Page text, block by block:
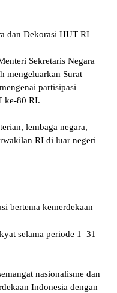
dan Dekorasi HUT RI
Sekretaris Negara
mengeluarkan Surat
partisipasi
ke-80 RI.
lembaga negara,
RI di luar negeri
bertema kemerdekaan
selama periode 1–31
nasionalisme dan
Indonesia dengan